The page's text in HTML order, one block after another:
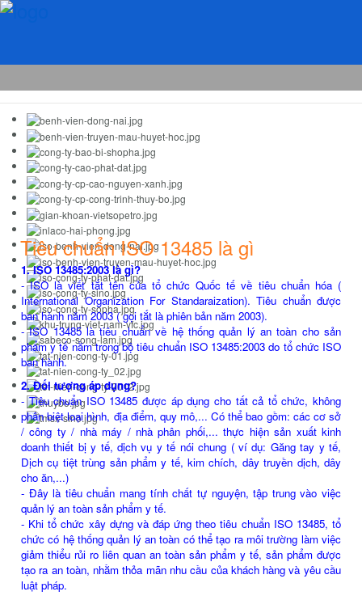
Tiêu chuẩn ISO 13485 là gì
1. ISO 13485:2003 là gì?
- ISO là viết tắt tên của tổ chức Quốc tế về tiêu chuẩn hóa (
International Organization For Standaraization). Tiêu chuẩn được
ban hành năm 2003 ( gọi tắt là phiên bản năm 2003).
- ISO 13485 là tiêu chuẩn về hệ thống quản lý an toàn cho sản
phẩm y tế nằm trong bộ tiêu chuẩn ISO 13485:2003 do tổ chức ISO
ban hành.
2. Đối tượng áp dụng?
- Tiêu chuẩn ISO 13485 được áp dụng cho tất cả tổ chức, không
phân biệt loại hình, địa điểm, quy mô,... Có thể bao gồm: các cơ sở
/ công ty / nhà máy / nhà phân phối,... thực hiện sản xuất kinh
doanh thiết bị y tế, dịch vụ y tế nói chung ( ví dụ: Găng tay y tế,
Dịch cụ tiệt trùng sản phẩm y tế, kim chích, dây truyền dịch, dây
cho ăn,...)
- Đây là tiêu chuẩn mang tính chất tự nguyện, tập trung vào việc
quản lý an toàn sản phẩm y tế.
- Khi tổ chức xây dựng và đáp ứng theo tiêu chuẩn ISO 13485, tổ
chức có hệ thống quản lý an toàn có thể tạo ra môi trường làm việc
giảm thiểu rủi ro liên quan an toàn sản phẩm y tế, sản phẩm được
tạo ra an toàn, nhằm thỏa mãn nhu cầu của khách hàng và yêu cầu
luật pháp.